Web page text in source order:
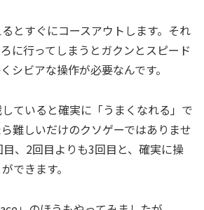
とすぐにコースアウトします。それ
に行ってしまうとガクンとスピード
シビアな操作が必要なんです。
ていると確実に「うまくなれる」で
難しいだけのクソゲーではありませ
、2回目よりも3回目と、確実に操
できます。